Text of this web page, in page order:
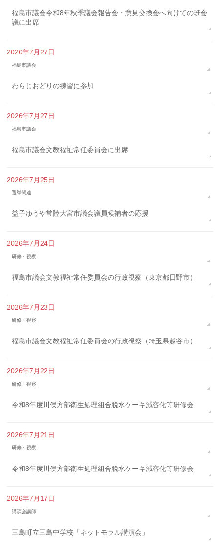
福島市議会令和8年秋季議会報告会・意見交換会へ向けての班会
議に出席
2026年7月27日
福島市議会
わらじおどりの練習に参加
2026年7月27日
福島市議会
福島市議会文教福祉常任委員会に出席
2026年7月25日
選挙関連
益子ゆうや常陸大宮市議会議員候補者の応援
2026年7月24日
研修・視察
福島市議会文教福祉常任委員会の行政視察（東京都日野市）
2026年7月23日
研修・視察
福島市議会文教福祉常任委員会の行政視察（埼玉県越谷市）
2026年7月22日
研修・視察
令和8年度川俣方部衛生処理組合脱水ケーキ減容化等研修会
2026年7月21日
研修・視察
令和8年度川俣方部衛生処理組合脱水ケーキ減容化等研修会
2026年7月17日
講演会講師
三島町立三島中学校「ネットモラル講演会」